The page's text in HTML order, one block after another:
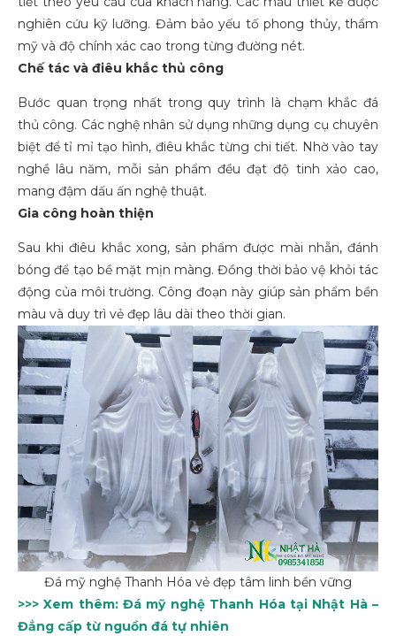
nghiên cứu kỹ lưỡng. Đảm bảo yếu tố phong thủy, thẩm
mỹ và độ chính xác cao trong từng đường nét.
Chế tác và điêu khắc thủ công
Bước quan trọng nhất trong quy trình là chạm khắc đá
thủ công. Các nghệ nhân sử dụng những dụng cụ chuyên
biệt để tỉ mỉ tạo hình, điêu khắc từng chi tiết. Nhờ vào tay
nghề lâu năm, mỗi sản phẩm đều đạt độ tinh xảo cao,
mang đậm dấu ấn nghệ thuật.
Gia công hoàn thiện
Sau khi điêu khắc xong, sản phẩm được mài nhẵn, đánh
bóng để tạo bề mặt mịn màng. Đồng thời bảo vệ khỏi tác
động của môi trường. Công đoạn này giúp sản phẩm bền
màu và duy trì vẻ đẹp lâu dài theo thời gian.
Đá mỹ nghệ Thanh Hóa vẻ đẹp tâm linh bền vững
>>> Xem thêm:Đá mỹ nghệ Thanh Hóa tại Nhật Hà –
Đẳng cấp từ nguồn đá tự nhiên